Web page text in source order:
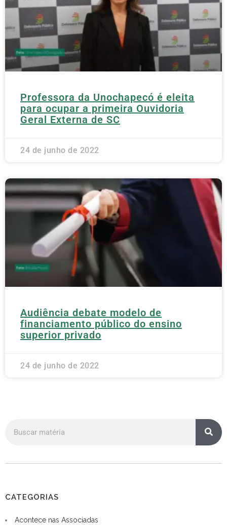
Professora da Unochapecó é eleita
para ocupar a primeira Ouvidoria
Geral Externa de SC
24 de junho de 2022
Audiência debate modelo de
financiamento público do ensino
superior privado
24 de junho de 2022
CATEGORIAS
Acontece nas Associadas